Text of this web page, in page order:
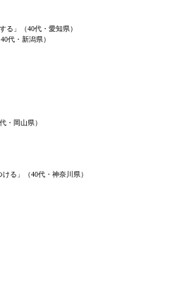
る」（40代・愛知県）
代・新潟県）
・岡山県）
る」（40代・神奈川県）